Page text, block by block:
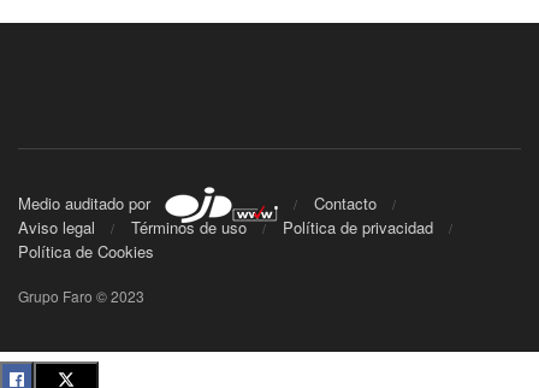
Medio auditado por
Contacto
Aviso legal
Términos de uso
Política de privacidad
Política de Cookies
Grupo Faro © 2023